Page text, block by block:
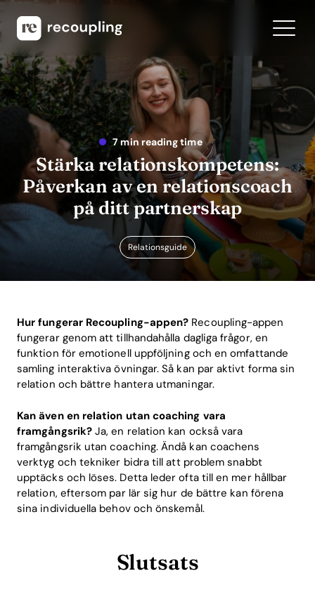
7 min reading time
Stärka relationskompetens:
Påverkan av en relationscoach
på ditt partnerskap
Relationsguide
Hur fungerar Recoupling-appen? Recoupling-appen
fungerar genom att tillhandahålla dagliga frågor, en
funktion för emotionell uppföljning och en omfattande
samling interaktiva övningar. Så kan par aktivt forma sin
relation och bättre hantera utmaningar.
Kan även en relation utan coaching vara
framgångsrik?Ja, en relation kan också vara
framgångsrik utan coaching. Ändå kan coachens
verktyg och tekniker bidra till att problem snabbt
upptäcks och löses. Detta leder ofta till en mer hållbar
relation, eftersom par lär sig hur de bättre kan förena
sina individuella behov och önskemål.
Slutsats